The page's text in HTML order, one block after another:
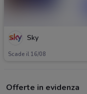
Sky
Scade il 16/08
Offerte in evidenza